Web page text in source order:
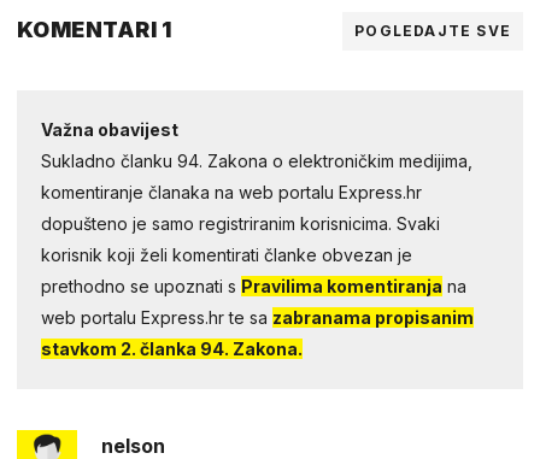
KOMENTARI 1 POGLEDAJTE SVE
Važna obavijest
Sukladno članku 94. Zakona o elektroničkim medijima,
komentiranje članaka na web portalu Express.hr
dopušteno je samo registriranim korisnicima. Svaki
korisnik koji želi komentirati članke obvezan je
prethodno se upoznati s Pravilima komentiranja na
web portalu Express.hr te sa zabranama propisanim
stavkom 2. članka 94. Zakona.
nelson